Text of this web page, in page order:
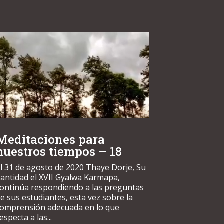
para
tiempos – 18
31 de agosto de 2020 Thaye Dorje, Su
el XVII Gyalwa Karmapa,
respondiendo a las preguntas
sus estudiantes, esta vez sobre la
adecuada en lo que
a las...